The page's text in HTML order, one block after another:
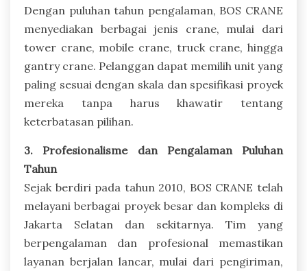
Dengan puluhan tahun pengalaman, BOS CRANE
menyediakan berbagai jenis crane, mulai dari
tower crane, mobile crane, truck crane, hingga
gantry crane. Pelanggan dapat memilih unit yang
paling sesuai dengan skala dan spesifikasi proyek
mereka tanpa harus khawatir tentang
keterbatasan pilihan.
3. Profesionalisme dan Pengalaman Puluhan
Tahun
Sejak berdiri pada tahun 2010, BOS CRANE telah
melayani berbagai proyek besar dan kompleks di
Jakarta Selatan dan sekitarnya. Tim yang
berpengalaman dan profesional memastikan
layanan berjalan lancar, mulai dari pengiriman,